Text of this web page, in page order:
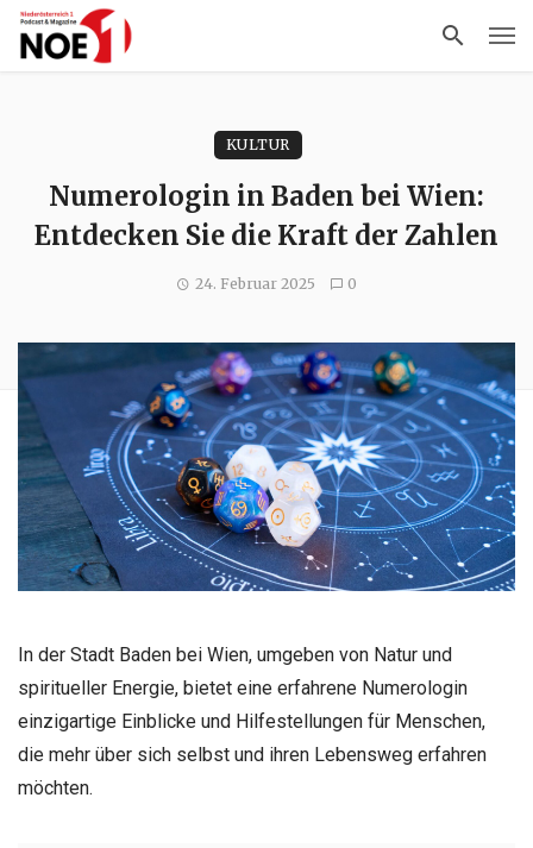
KULTUR
Numerologin in Baden bei Wien:
Entdecken Sie die Kraft der Zahlen
24. Februar 2025 0
In der Stadt Baden bei Wien, umgeben von Natur und
spiritueller Energie, bietet eine erfahrene Numerologin
einzigartige Einblicke und Hilfestellungen für Menschen,
die mehr über sich selbst und ihren Lebensweg erfahren
möchten.